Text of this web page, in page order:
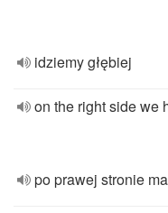
idziemy głębiej
on the right side we
po prawej stronie